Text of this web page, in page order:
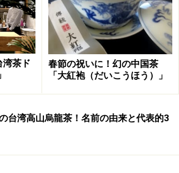
湾茶ド
春節の祝いに！幻の中国茶
「大紅袍（だいこうほう）」
台湾高山烏龍茶！名前の由来と代表的3